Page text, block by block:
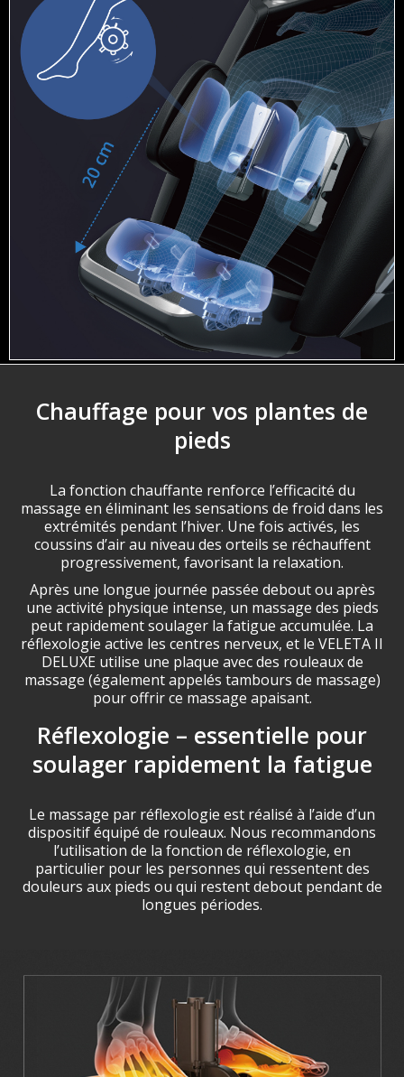
Chauffage pour vos plantes de
pieds
La fonction chauffante renforce l’efficacité du
massage en éliminant les sensations de froid dans les
extrémités pendant l’hiver. Une fois activés, les
coussins d’air au niveau des orteils se réchauffent
progressivement, favorisant la relaxation.
Après une longue journée passée debout ou après
une activité physique intense, un massage des pieds
peut rapidement soulager la fatigue accumulée. La
réflexologie active les centres nerveux, et le VELETA II
DELUXE utilise une plaque avec des rouleaux de
massage (également appelés tambours de massage)
pour offrir ce massage apaisant.
Réflexologie – essentielle pour
soulager rapidement la fatigue
Le massage par réflexologie est réalisé à l’aide d’un
dispositif équipé de rouleaux. Nous recommandons
l’utilisation de la fonction de réflexologie, en
particulier pour les personnes qui ressentent des
douleurs aux pieds ou qui restent debout pendant de
longues périodes.